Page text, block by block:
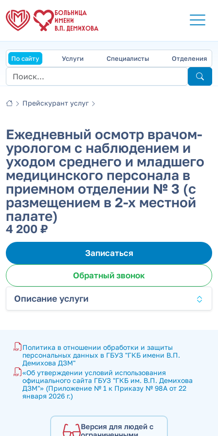
БОЛЬНИЦА
ИМЕНИ
В.П. ДЕМИХОВА
По сайту Услуги Специалисты Отделения
Прейскурант услуг
Ежедневный осмотр врачом-
урологом с наблюдением и
уходом среднего и младшего
медицинского персонала в
приемном отделении № 3 (с
размещением в 2-х местной
палате)
4 200 ₽
Записаться
Обратный звонок
Описание услуги
Политика в отношении обработки и защиты
персональных данных в ГБУЗ "ГКБ имени В.П.
Демихова ДЗМ"
«Об утверждении условий использования
официального сайта ГБУЗ "ГКБ им. В.П. Демихова
ДЗМ"» (Приложение № 1 к Приказу № 98А от 22
января 2026 г.)
Версия для людей с